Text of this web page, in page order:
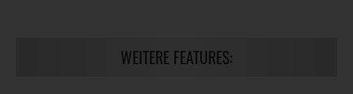
WEITERE FEATURES: